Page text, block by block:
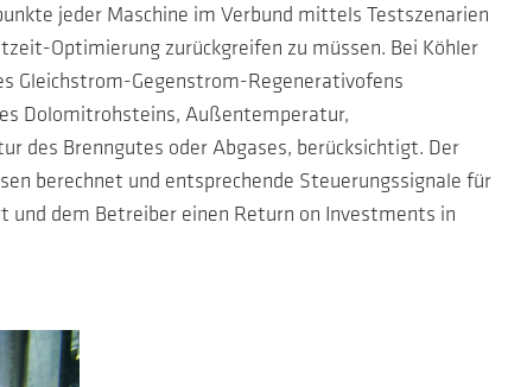
jeder Maschine im Verbund mittels Testszenarien
Optimierung zurückgreifen zu müssen. Bei Köhler
Gleichstrom-Gegenstrom-Regenerativofens
Dolomitrohsteins, Außentemperatur,
des Brenngutes oder Abgases, berücksichtigt. Der
berechnet und entsprechende Steuerungssignale für
und dem Betreiber einen Return on Investments in